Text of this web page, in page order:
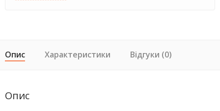
Опис Характеристики Відгуки (0)
Опис